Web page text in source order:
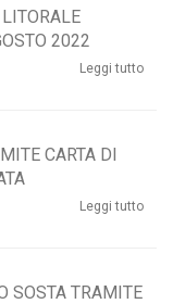
2022
Leggi tutto
CARTA DI
Leggi tutto
SOSTA TRAMITE